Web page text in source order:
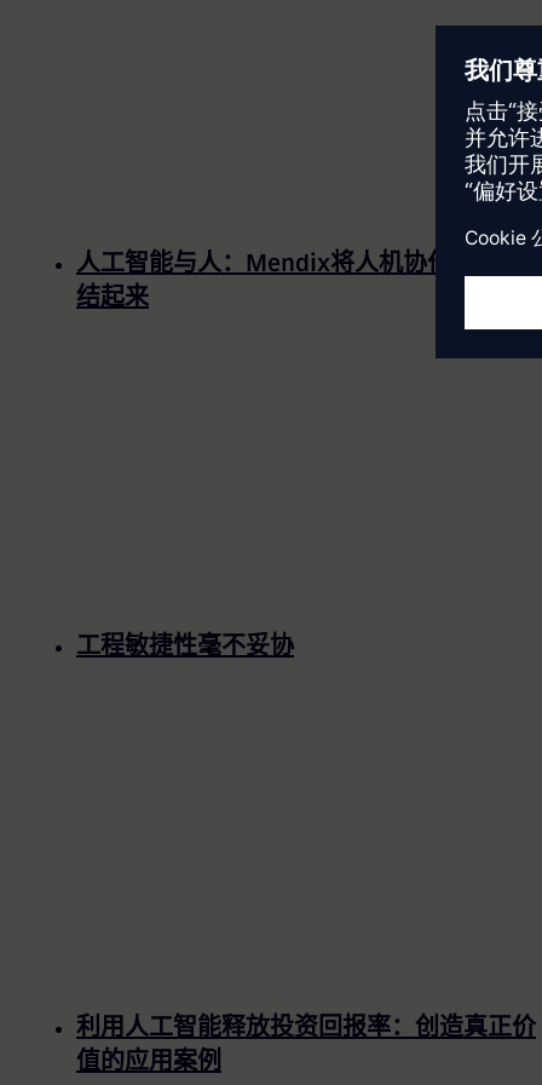
人工智能与人：Mendix将人机协作队伍团
结起来
工程敏捷性毫不妥协
利用人工智能释放投资回报率：创造真正价
值的应用案例